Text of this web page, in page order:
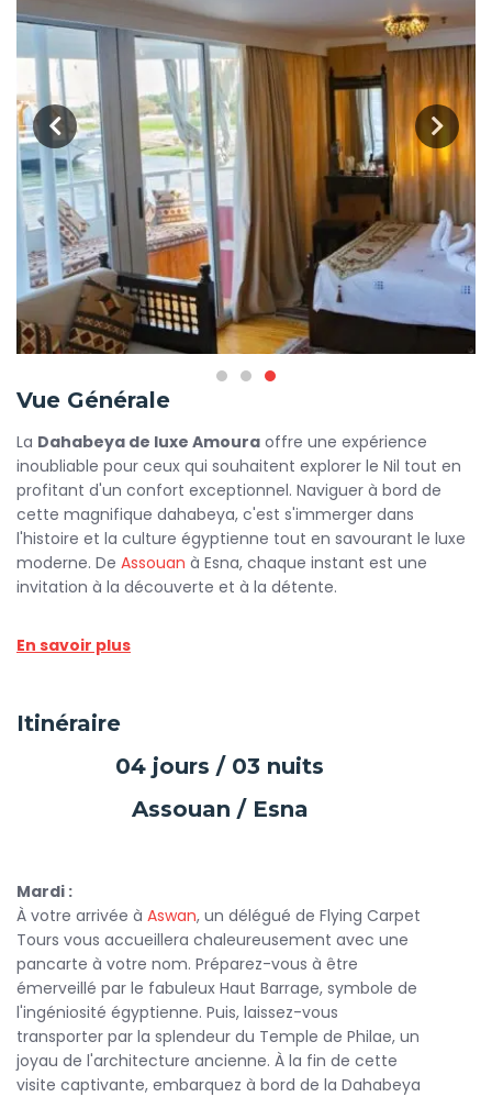
Vue Générale
La Dahabeya de luxe Amoura offre une expérience
inoubliable pour ceux qui souhaitent explorer le Nil tout en
profitant d'un confort exceptionnel. Naviguer à bord de
cette magnifique dahabeya, c'est s'immerger dans
l'histoire et la culture égyptienne tout en savourant le luxe
moderne. De Assouan à Esna, chaque instant est une
invitation à la découverte et à la détente.
Amourase distingue par son design élégant et ses
Les grandes fenêtres offrent des vues imprenables sur les
raffinée crée une atmosphère chaleureuse et intime.
La croisière commence à
explorer des sites emblématiques comme le temple de
Philae et le Haut Barrage. Ensuite, vous naviguerez
lentement vers Esna, en faisant escale dans des villages
pittoresques et des sites historiques, loin des foules
touristiques. Chaque arrêt est une occasion de découvrir la
richesse de la culture égyptienne, de déguster des plats
locaux et d'interagir avec les habitants.
En savoir plus
Itinéraire
04 jours / 03 nuits
Assouan / Esna
Mardi :
À votre arrivée à Aswan, un délégué de Flying Carpet
Tours vous accueillera chaleureusement avec une
pancarte à votre nom. Préparez-vous à être
émerveillé par le fabuleux Haut Barrage, symbole de
l'ingéniosité égyptienne. Puis, laissez-vous
transporter par la splendeur du Temple de Philae, un
joyau de l'architecture ancienne. À la fin de cette
visite captivante, embarquez à bord de la Dahabeya